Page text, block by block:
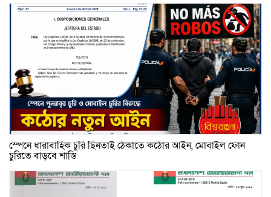
স্পেনে ধারাবাহিক চুরি ছিনতাই ঠেকাতে কঠোর আইন, মোবাইল ফোন
চুরিতে বাড়বে শাস্তি